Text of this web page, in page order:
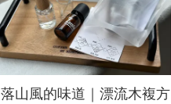
落山風的味道｜漂流木複方